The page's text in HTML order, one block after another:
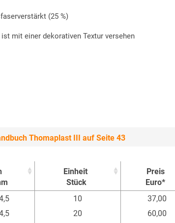
(25 %)
mit einer dekorativen Textur versehen
Thomaplast III auf Seite 43
Einheit
Stück
Preis
Euro*
Einheit
Preis
10
37,00
20
60,00